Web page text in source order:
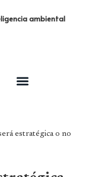
ambiental